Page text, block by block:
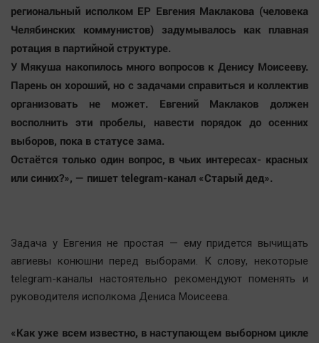
региональный исполком ЕР Евгения Маклакова (человека
Челябинских коммунистов) задумывалось как плавная
ротация в партийной структуре.
У Мякуша накопилось много вопросов к Денису Моисееву.
Парень он хороший, но с задачами справиться и коллектив
организовать не может. Евгений Маклаков должен
восполнить эти пробелы, навести порядок до осенних
выборов, пока в статусе зама.
Остаётся только один вопрос, в чьих интересах- красных
или синих?», — пишет telegram-канал «Старый дед».
Задача у Евгения не простая — ему придется вычищать
авгиевы конюшни перед выборами. К слову, некоторые
telegram-каналы настоятельно рекомендуют поменять и
руководителя исполкома Дениса Моисеева.
«Как уже всем известно, в наступающем выборном цикле